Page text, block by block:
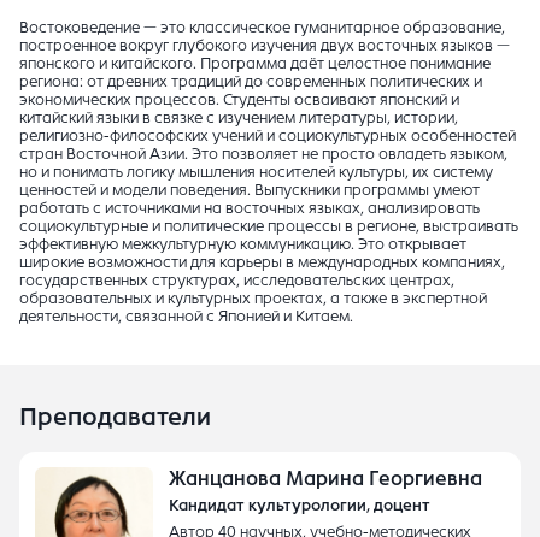
Востоковедение — это классическое гуманитарное образование,
построенное вокруг глубокого изучения двух восточных языков —
японского и китайского. Программа даёт целостное понимание
региона: от древних традиций до современных политических и
экономических процессов. Студенты осваивают японский и
китайский языки в связке с изучением литературы, истории,
религиозно-философских учений и социокультурных особенностей
стран Восточной Азии. Это позволяет не просто овладеть языком,
но и понимать логику мышления носителей культуры, их систему
ценностей и модели поведения. Выпускники программы умеют
работать с источниками на восточных языках, анализировать
социокультурные и политические процессы в регионе, выстраивать
эффективную межкультурную коммуникацию. Это открывает
широкие возможности для карьеры в международных компаниях,
государственных структурах, исследовательских центрах,
образовательных и культурных проектах, а также в экспертной
деятельности, связанной с Японией и Китаем.
Преподаватели
Жанцанова Марина Георгиевна
Кандидат культурологии, доцент
Автор 40 научных, учебно-методических